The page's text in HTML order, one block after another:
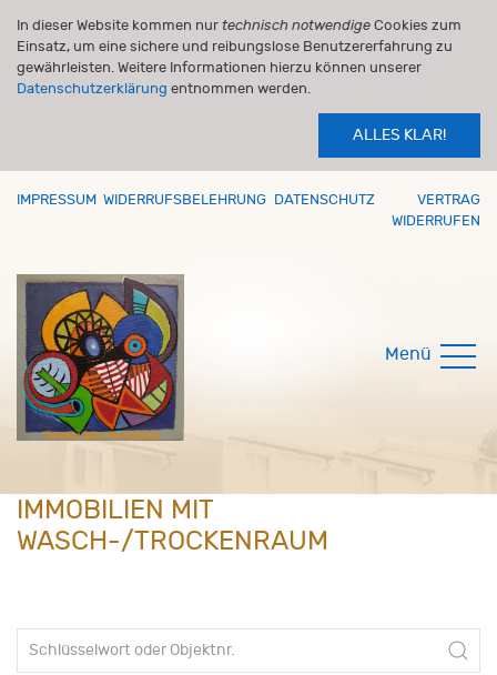
In dieser Website kommen nur technisch notwendige Cookies zum
Einsatz, um eine sichere und reibungslose Benutzererfahrung zu
gewährleisten. Weitere Informationen hierzu können unserer
Datenschutzerklärung entnommen werden.
ALLES KLAR!
IMPRESSUM WIDERRUFSBELEHRUNG DATENSCHUTZ
VERTRAG
WIDERRUFEN
Menü
IMMOBILIEN MIT
WASCH-/TROCKENRAUM